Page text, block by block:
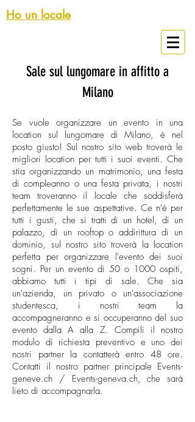
Ho un locale
Sale sul lungomare in affitto a
Milano
Se vuole organizzare un evento in una
location sul lungomare di Milano, è nel
posto giusto! Sul nostro sito web troverà le
migliori location per tutti i suoi eventi. Che
stia organizzando un matrimonio, una festa
di compleanno o una festa privata, i nostri
team troveranno il locale che soddisferà
perfettamente le sue aspettative. Ce n'è per
tutti i gusti, che si tratti di un hotel, di un
palazzo, di un rooftop o addirittura di un
dominio, sul nostro sito troverà la location
perfetta per organizzare l'evento dei suoi
sogni. Per un evento di 50 o 1000 ospiti,
abbiamo tutti i tipi di sale. Che sia
un'azienda, un privato o un'associazione
studentesca, i nostri team la
accompagneranno e si occuperanno del suo
evento dalla A alla Z. Compili il nostro
modulo di richiesta preventivo e uno dei
nostri partner la contatterà entro 48 ore.
Contatti il nostro partner principale Events-
geneve.ch / Events-geneva.ch, che sarà
lieto di accompagnarla.